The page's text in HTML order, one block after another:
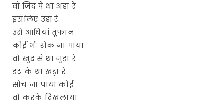
वो ज़िद पे था अड़ा रे
इसलिए उड़ा रे
उसे आंधियां तूफान
कोई भी रोक ना पाया
वो खुद से था जुड़ा रे
डट के था खड़ा रे
सोच ना पाया कोई
वो करके दिखलाया